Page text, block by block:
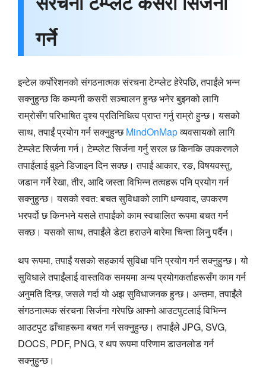
गर्ने
इन्टेल कर्पोरेशनको संगठनात्मक संरचना टेम्प्लेट हेरेपछि, तपाईंले भन्न
सक्नुहुन्छ कि कम्पनी कसरी सञ्चालन हुन्छ भनेर बुझ्नको लागि
राम्रोसँग परिभाषित दृश्य प्रतिनिधित्व प्राप्त गर्नु राम्रो हुन्छ। यसको
साथ, तपाईं प्रयोग गर्न सक्नुहुन्छMindOnMapव्यवसायको लागि
टेम्प्लेट सिर्जना गर्न। टेम्प्लेट सिर्जना गर्नु सरल छ किनकि उपकरणले
तपाईंलाई बुझ्ने डिजाइन दिन सक्छ। तपाईं आकार, रङ, विषयवस्तु,
जडान गर्ने रेखा, तीर, आदि जस्ता विभिन्न तत्वहरू पनि प्रयोग गर्न
सक्नुहुन्छ। यसको स्वत: बचत सुविधाको लागि धन्यवाद, उपकरण
भरपर्दो छ किनभने यसले तपाईंको काम स्वचालित रूपमा बचत गर्न
सक्छ। यसको साथ, तपाईंले डेटा हराउने बारेमा चिन्ता लिनु पर्दैन।
थप रूपमा, तपाईं यसको सहकार्य सुविधा पनि प्रयोग गर्न सक्नुहुन्छ। यो
सुविधाले तपाईंलाई वास्तविक समयमा अन्य प्रयोगकर्ताहरूसँग काम गर्न
अनुमति दिन्छ, जसले गर्दा यो अझ सुविधाजनक हुन्छ। अन्तमा, तपाईंले
संगठनात्मक संरचना सिर्जना गरेपछि आफ्नो आउटपुटलाई विभिन्न
आउटपुट ढाँचाहरूमा बचत गर्न सक्नुहुन्छ। तपाईंले JPG, SVG,
DOCS, PDF, PNG, र थप रूपमा परिणाम डाउनलोड गर्न
सक्नुहुन्छ।